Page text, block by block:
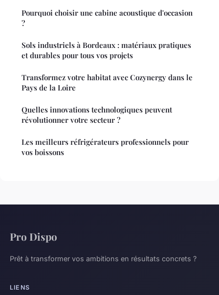
Pourquoi choisir une cabine acoustique d'occasion
?
Sols industriels à Bordeaux : matériaux pratiques
et durables pour tous vos projets
Transformez votre habitat avec Cozynergy dans le
Pays de la Loire
Quelles innovations technologiques peuvent
révolutionner votre secteur ?
Les meilleurs réfrigérateurs professionnels pour
vos boissons
Pro Dispo
Prêt à transformer vos ambitions en résultats concrets ?
LIENS